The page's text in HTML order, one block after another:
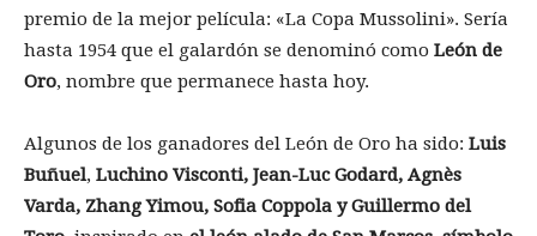
premio de la mejor película: «La Copa Mussolini». Sería
hasta 1954 que el galardón se denominó como León de
Oro, nombre que permanece hasta hoy.
Algunos de los ganadores del León de Oro ha sido: Luis
Buñuel, Luchino Visconti, Jean-Luc Godard, Agnès
Varda, Zhang Yimou, Sofia Coppola y Guillermo del